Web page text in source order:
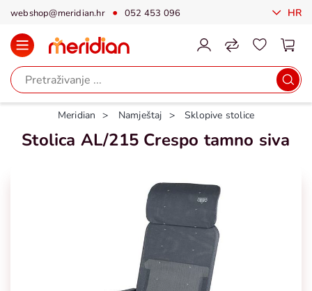
webshop@meridian.hr 052 453 096 HR
Meridian Namještaj Sklopive stolice
Stolica AL/215 Crespo tamno siva